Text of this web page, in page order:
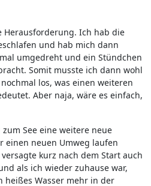
und hab mich dann
umgedreht und ein Stündchen
Somit musste ich dann wohl
los, was einen weiteren
Aber naja, wäre es einfach,
See eine weitere neue
einen neuen Umweg laufen
kurz nach dem Start auch
als ich wieder zuhause war,
heißes Wasser mehr in der